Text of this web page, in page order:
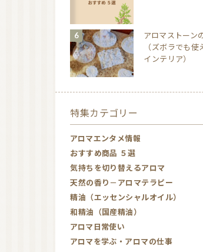
アロマストーンの使い方
（ズボラでも使
インテリア）
特集カテゴリー
アロマエンタメ情報
おすすめ商品 ５選
気持ちを切り替えるアロマ
天然の香り－アロマテラピー
精油（エッセンシャルオイル）
和精油（国産精油）
アロマ日常使い
アロマを学ぶ・アロマの仕事